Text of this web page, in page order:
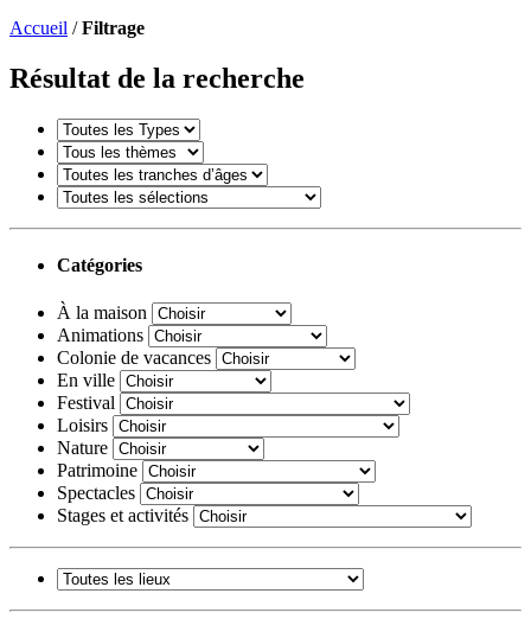
Accueil /Filtrage
Résultat de la recherche
Catégories
À la maison
Animations
Colonie de vacances
En ville
Festival
Loisirs
Nature
Patrimoine
Spectacles
Stages et activités